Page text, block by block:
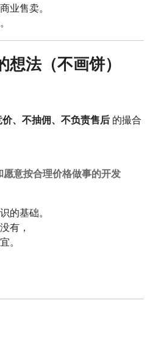
业售卖。
法（不画饼）
价、不抽佣、不负责售后 的撮合
意按合理价格做事的开发
的基础。
有，
。